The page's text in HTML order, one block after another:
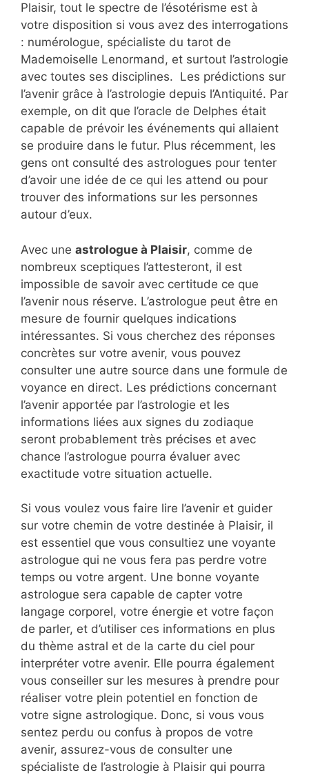
Plaisir, tout le spectre de l’ésotérisme est à
votre disposition si vous avez des interrogations
: numérologue, spécialiste du tarot de
Mademoiselle Lenormand, et surtout l’astrologie
avec toutes ses disciplines. Les prédictions sur
l’avenir grâce à l’astrologie depuis l’Antiquité. Par
exemple, on dit que l’oracle de Delphes était
capable de prévoir les événements qui allaient
se produire dans le futur. Plus récemment, les
gens ont consulté des astrologues pour tenter
d’avoir une idée de ce qui les attend ou pour
trouver des informations sur les personnes
autour d’eux.
Avec une astrologue à Plaisir, comme de
nombreux sceptiques l’attesteront, il est
impossible de savoir avec certitude ce que
l’avenir nous réserve. L’astrologue peut être en
mesure de fournir quelques indications
intéressantes. Si vous cherchez des réponses
concrètes sur votre avenir, vous pouvez
consulter une autre source dans une formule de
voyance en direct. Les prédictions concernant
l’avenir apportée par l’astrologie et les
informations liées aux signes du zodiaque
seront probablement très précises et avec
chance l’astrologue pourra évaluer avec
exactitude votre situation actuelle.
Si vous voulez vous faire lire l’avenir et guider
sur votre chemin de votre destinée à Plaisir, il
est essentiel que vous consultiez une voyante
astrologue qui ne vous fera pas perdre votre
temps ou votre argent. Une bonne voyante
astrologue sera capable de capter votre
langage corporel, votre énergie et votre façon
de parler, et d’utiliser ces informations en plus
du thème astral et de la carte du ciel pour
interpréter votre avenir. Elle pourra également
vous conseiller sur les mesures à prendre pour
réaliser votre plein potentiel en fonction de
votre signe astrologique. Donc, si vous vous
sentez perdu ou confus à propos de votre
avenir, assurez-vous de consulter une
spécialiste de l’astrologie à Plaisir qui pourra